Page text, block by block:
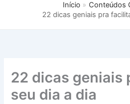
Início
Conteúdos
22 dicas geniais pra
22 dicas geniais
seu dia a dia